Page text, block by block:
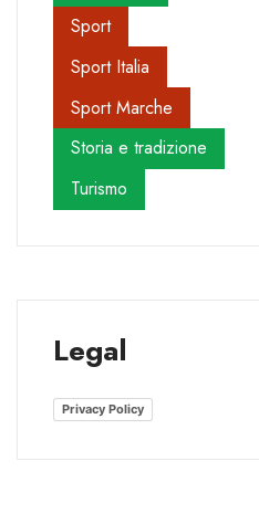
Sport
Sport Italia
Sport Marche
Storia e tradizione
Turismo
Legal
Privacy Policy